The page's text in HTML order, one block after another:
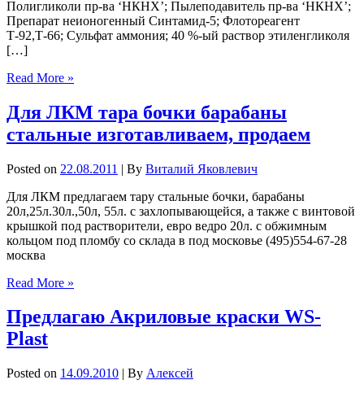
Полигликоли пр-ва ‘НКНХ’; Пылеподавитель пр-ва ‘НКНХ’;
Препарат неионогенный Синтамид-5; Флотореагент
Т-92,Т-66; Сульфат аммония; 40 %-ый раствор этиленгликоля
[…]
Read More »
Для ЛКМ тара бочки барабаны
стальные изготавливаем, продаем
Posted on 22.08.2011 | By Виталий Яковлевич
Для ЛКМ предлагаем тару стальные бочки, барабаны
20л,25л.30л.,50л, 55л. с захлопывающейся, а также с винтовой
крышкой под растворители, евро ведро 20л. с обжимным
кольцом под пломбу со склада в под московье (495)554-67-28
москва
Read More »
Предлагаю Акриловые краски WS-
Plast
Posted on 14.09.2010 | By Алексей